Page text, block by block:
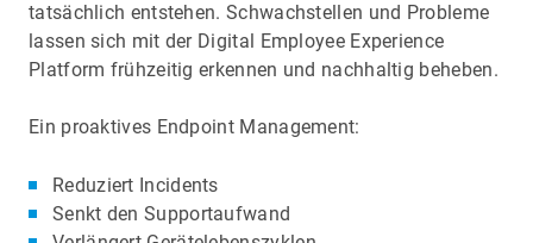
tatsächlich entstehen. Schwachstellen und Probleme
lassen sich mit der Digital Employee Experience
Platform frühzeitig erkennen und nachhaltig beheben.
Ein proaktives Endpoint Management:
Reduziert Incidents
Senkt den Supportaufwand